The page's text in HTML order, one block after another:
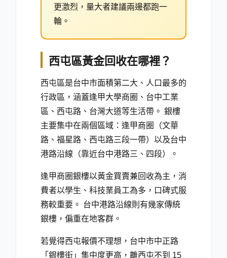
更激烈，量大者建議兩邊都跑一
輪。
西屯區黃金回收在哪裡？
西屯區是台中市面積第二大、人口最多的
行政區，涵蓋逢甲大學商圈、台中工業
區、西屯路、台灣大道等生活帶。 銀樓
主要集中在兩個區域：逢甲商圈（文華
路、福星路、西屯路三段一帶）以及台中
港路沿線（靠近台中港路三、四段）。
逢甲商圈銀樓以黃金買賣兼回收為主，消
費者以學生、科技業員工為多，口碑式服
務較重要。 台中港路沿線則有幾家傳統
銀樓，偏重在地客群。
若覺得西屯報價不理想，台中市中正路
「銀樓街」集中度更高，離西屯不到 15